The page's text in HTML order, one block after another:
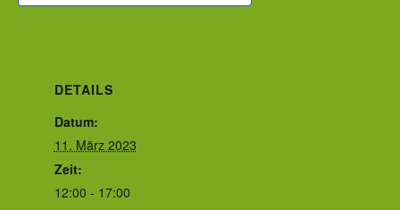
DETAILS
Datum:
11. März 2023
Zeit:
12:00 - 17:00